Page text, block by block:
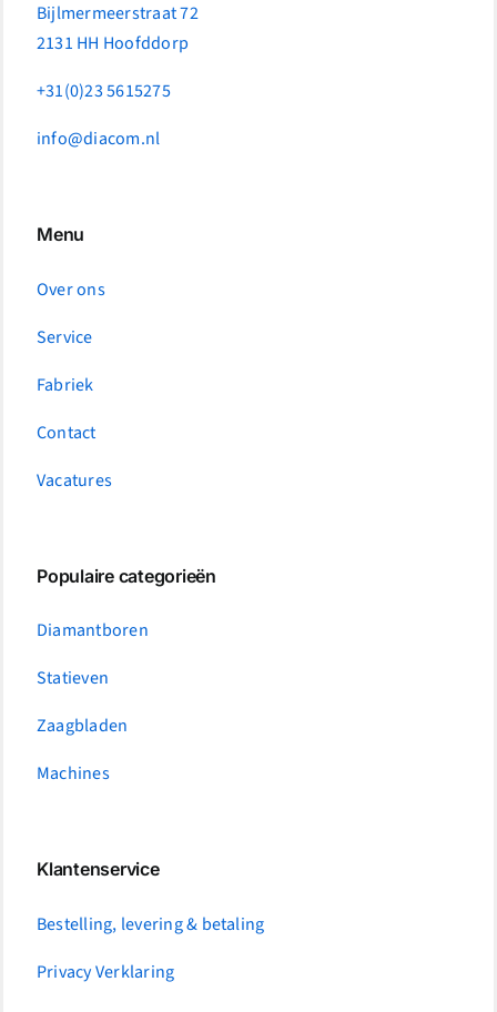
Bijlmermeerstraat 72
2131 HH Hoofddorp
+31(0)23 5615275
info@diacom.nl
Menu
Over ons
Service
Fabriek
Contact
Vacatures
Populaire categorieën
Diamantboren
Statieven
Zaagbladen
Machines
Klantenservice
Bestelling, levering & betaling
Privacy Verklaring